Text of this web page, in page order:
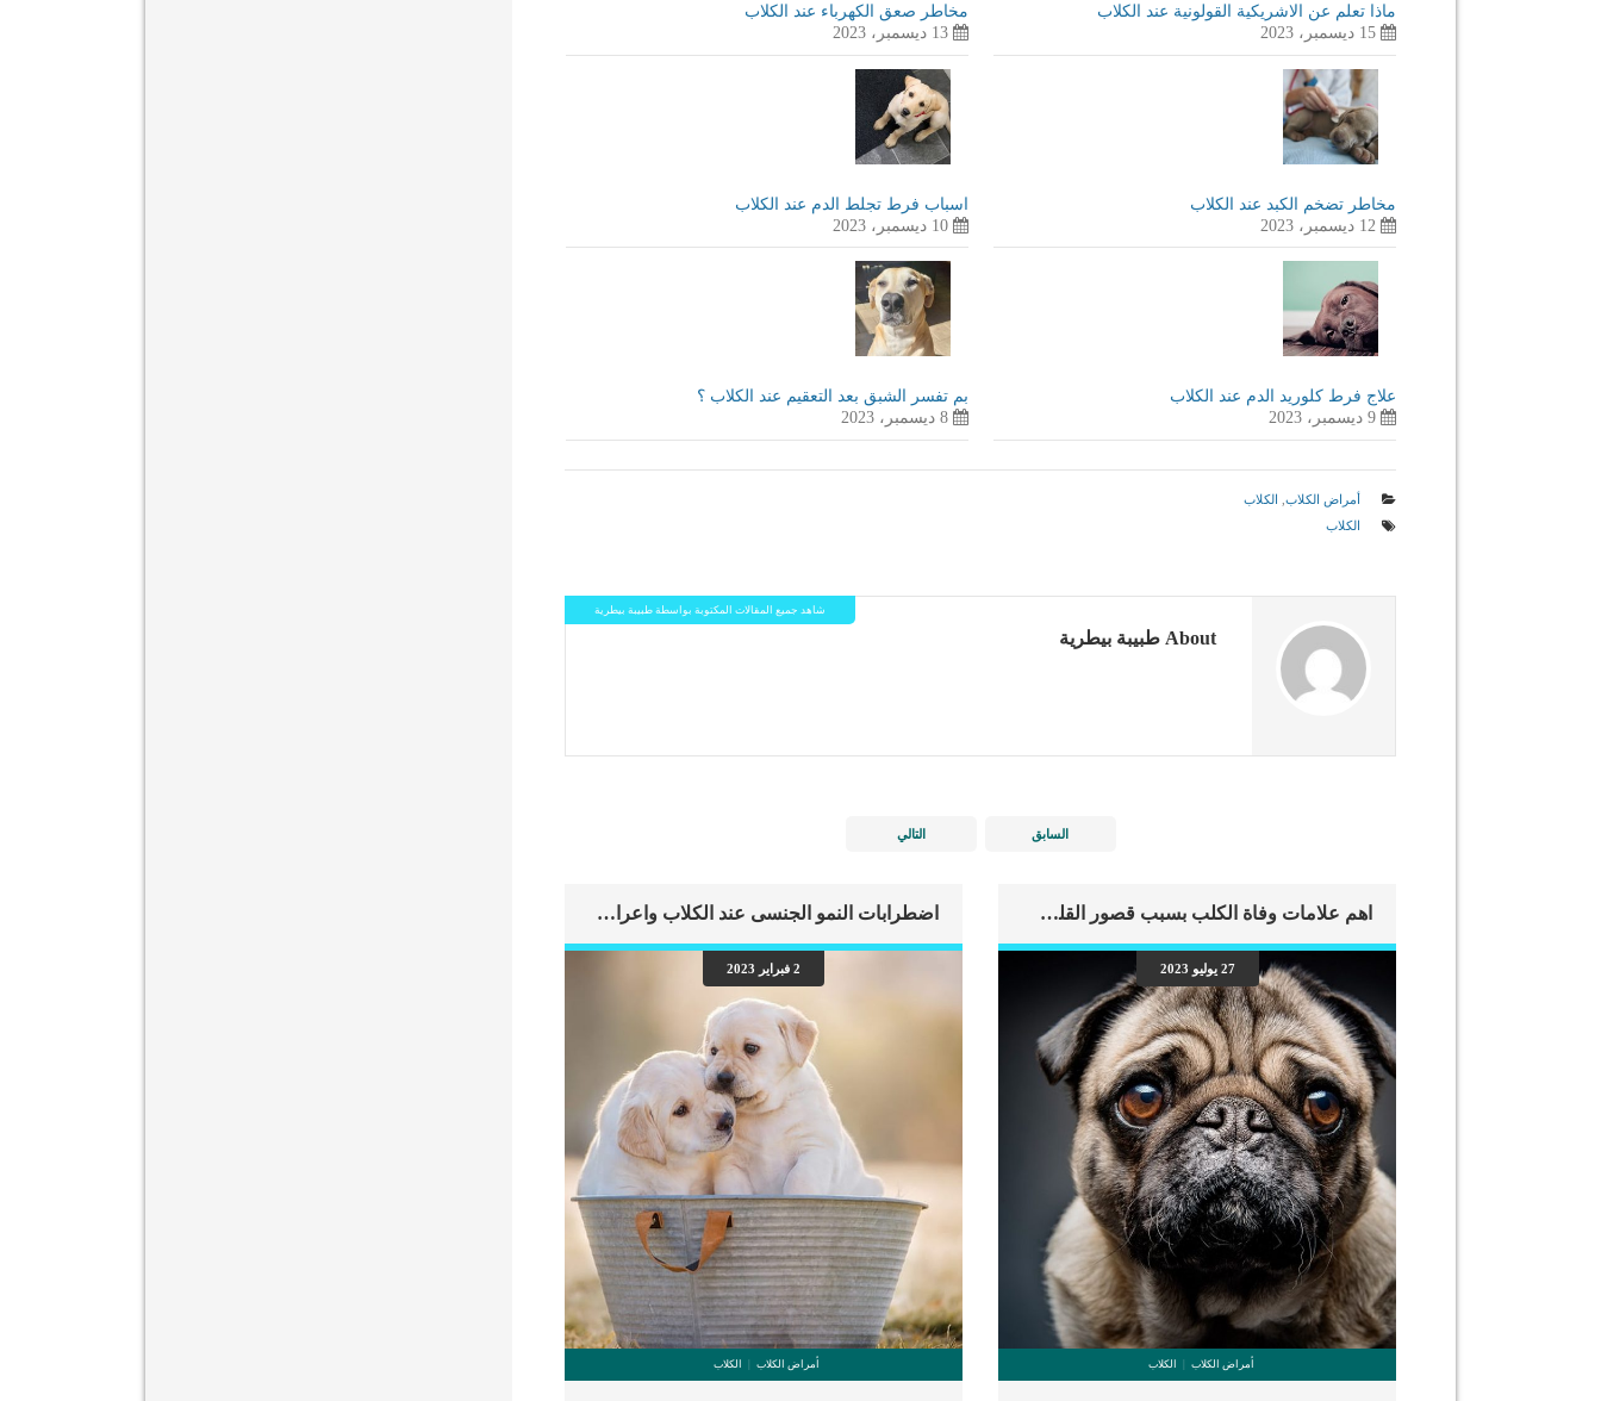
ماذا تعلم عن الاشريكية القولونية عند الكلاب
15 ديسمبر، 2023
مخاطر صعق الكهرباء عند الكلاب
13 ديسمبر، 2023
مخاطر تضخم الكبد عند الكلاب
12 ديسمبر، 2023
اسباب فرط تجلط الدم عند الكلاب
10 ديسمبر، 2023
علاج فرط كلوريد الدم عند الكلاب
9 ديسمبر، 2023
بم تفسر الشبق بعد التعقيم عند الكلاب ؟
8 ديسمبر، 2023
أمراض الكلاب الكلاب
الكلاب
About طبيبة بيطرية
شاهد جميع المقالات المكتوبة بواسطة طبيبة بيطرية
السابق التالي
اهم علامات وفاة الكلب بسبب قصور القلب الاحتقانى
27 يوليو 2023
أمراض الكلاب الكلاب
اضطرابات النمو الجنسى عند الكلاب واعراضها
2 فبراير 2023
أمراض الكلاب الكلاب